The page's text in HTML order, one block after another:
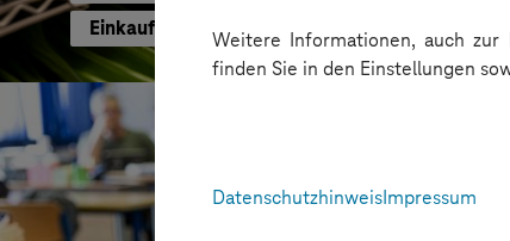
Weitere Informationen, auch
finden Sie in den Einstellungen
DatenschutzhinweisImpressum
Einkaufen mit KI neu gedacht